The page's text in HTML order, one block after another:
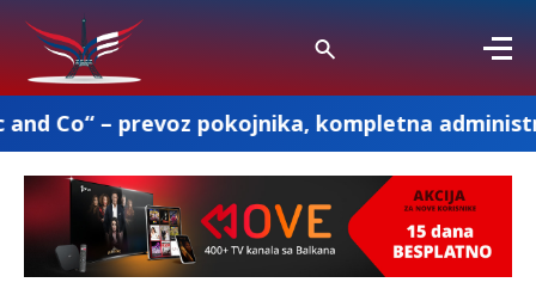
pokojnika, kompletna administracija i